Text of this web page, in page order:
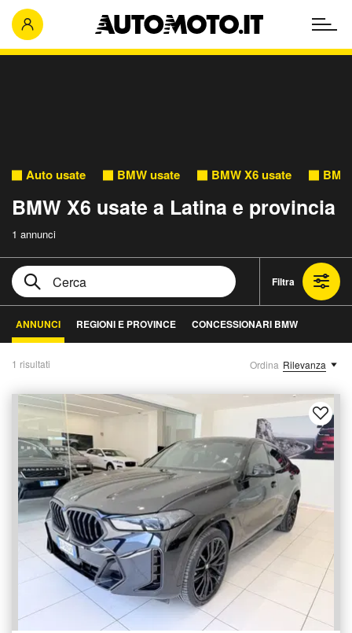
Auto usate BMW usate BMW X6 usate
BMW X6 usate a Latina e provincia
1 annunci
Filtra
ANNUNCI REGIONI E PROVINCE CONCESSIONARI BMW
1 risultati Ordina Rilevanza